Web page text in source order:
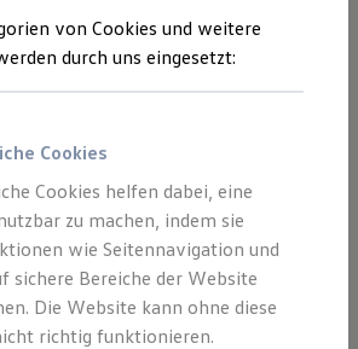
Angebote
Leasing
Leasing
ohne Anzahlung
mit Schlussrate
und Garantien
von Cookies und weitere
durch uns eingesetzt:
Cookies
Cookies helfen dabei, eine
zu machen, indem sie
wie Seitennavigation und
sichere Bereiche der Website
Die Website kann ohne diese
richtig funktionieren.